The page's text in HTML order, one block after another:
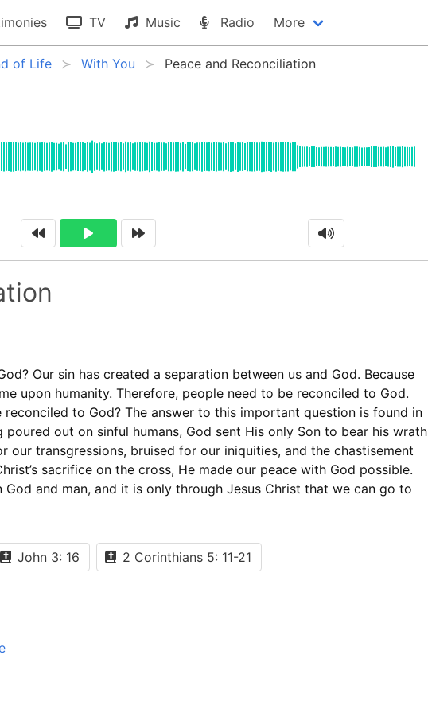
TV Music Radio More
of Life With You Peace and Reconciliation
Our sin has created a separation between us and God. Because
upon humanity. Therefore, people need to be reconciled to God.
to God? The answer to this important question is found in
poured out on sinful humans, God sent His only Son to bear his wrath
our transgressions, bruised for our iniquities, and the chastisement
sacrifice on the cross, He made our peace with God possible.
and man, and it is only through Jesus Christ that we can go to
John 3: 16 2 Corinthians 5: 11-21